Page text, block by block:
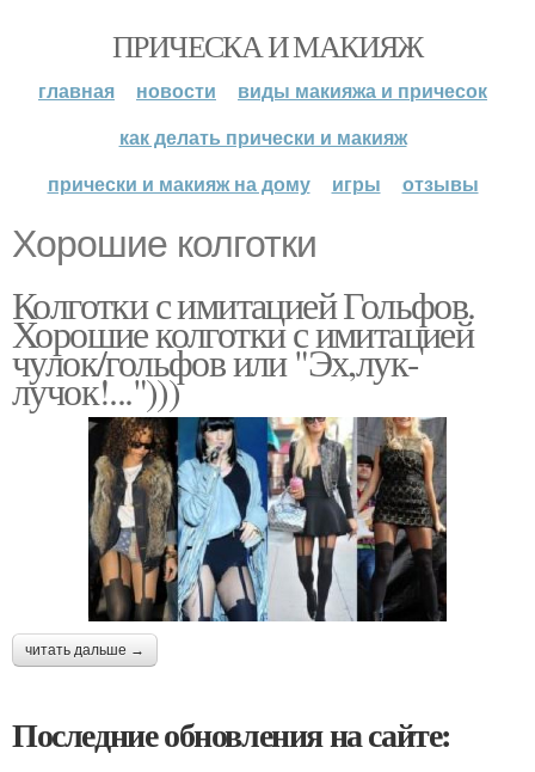
ПРИЧЕСКА И МАКИЯЖ
главная новости
виды макияжа и причесок
как делать прически и макияж
прически и макияж на дому
игры отзывы
Хорошие колготки
Колготки с имитацией Гольфов.
Хорошие колготки с имитацией
чулок/гольфов или "Эх,лук-
лучок!...")))
читать дальше →
Последние обновления на сайте: